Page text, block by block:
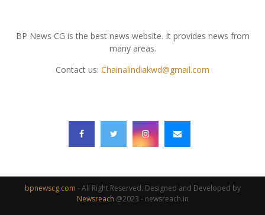
BP News CG is the best news website. It provides news from
many areas.
Contact us: Chainalindiakwd@gmail.com
bpnewscg.com - All Right Reserved. Designed and Developed by
Newsreach @2023 - newsreach.in